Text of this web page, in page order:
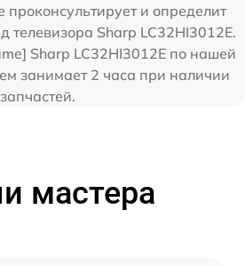
проконсультирует и определит
телевизора Sharp LC32HI3012E.
Sharp LC32HI3012E по нашей
занимает 2 часа при наличии
мастера